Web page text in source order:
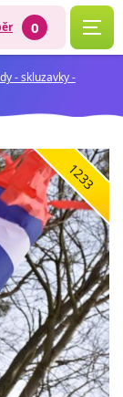
0
- skluzavky -
1233